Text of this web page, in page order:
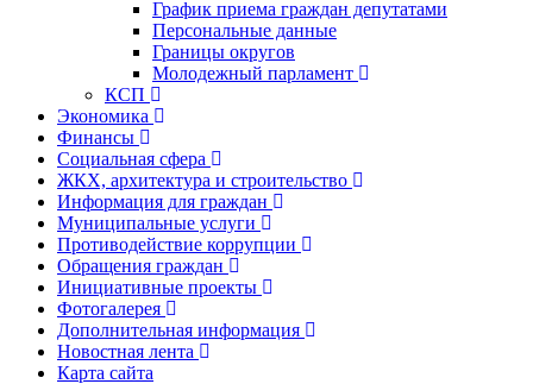
График приема граждан депутатами
Персональные данные
Границы округов
Молодежный парламент
КСП
Экономика
Финансы
Социальная сфера
ЖКХ, архитектура и строительство
Информация для граждан
Муниципальные услуги
Противодействие коррупции
Обращения граждан
Инициативные проекты
Фотогалерея
Дополнительная информация
Новостная лента
Карта сайта